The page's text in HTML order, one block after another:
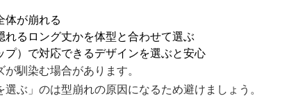
体が崩れる
れるロング丈かを体型と合わせて選ぶ
プ）で対応できるデザインを選ぶと安心
馴染む場合があります。
ぶ」のは型崩れの原因になるため避けましょう。